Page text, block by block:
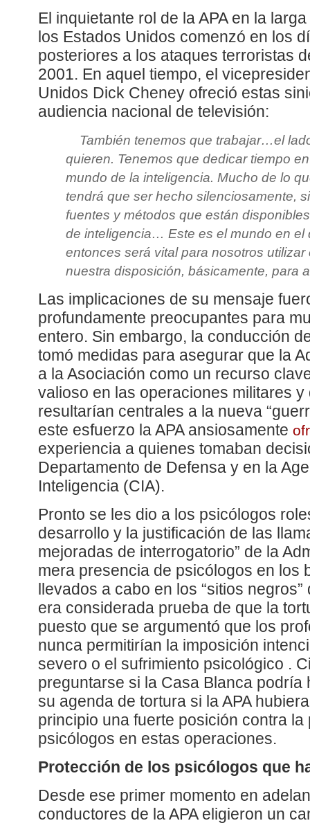
El inquietante rol de la APA en la
los Estados Unidos comenzó en los
posteriores a los ataques terroristas
2001. En aquel tiempo, el
Unidos Dick Cheney ofreció estas
audiencia nacional de televisión:
También tenemos que trabajar…el
quieren. Tenemos que dedicar tiempo
mundo de la inteligencia. Mucho de lo
tendrá que ser hecho silenciosamente,
fuentes y métodos que están
de inteligencia… Este es el mundo en el
entonces será vital para nosotros
nuestra disposición, básicamente, para
Las implicaciones de su mensaje
profundamente preocupantes para
entero. Sin embargo, la conducción
tomó medidas para asegurar que la
a la Asociación como un recurso
valioso en las operaciones militares
resultarían centrales a la nueva
este esfuerzo la APA ansiosamente
experiencia a quienes tomaban
Departamento de Defensa y en la
Inteligencia (CIA).
Pronto se les dio a los psicólogos
desarrollo y la justificación de las
mejoradas de interrogatorio” de la
mera presencia de psicólogos en los
llevados a cabo en los “sitios
era considerada prueba de que la
puesto que se argumentó que los
nunca permitirían la imposición
severo o el sufrimiento psicológico .
preguntarse si la Casa Blanca podría
su agenda de tortura si la APA
principio una fuerte posición contra
psicólogos en estas operaciones.
Protección de los psicólogos que
Desde ese primer momento en
conductores de la APA eligieron un